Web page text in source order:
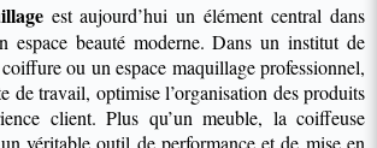
est aujourd’hui un élément central dans
espace beauté moderne. Dans un institut de
ou un espace maquillage professionnel,
de travail, optimise l’organisation des produits
client. Plus qu’un meuble, la coiffeuse